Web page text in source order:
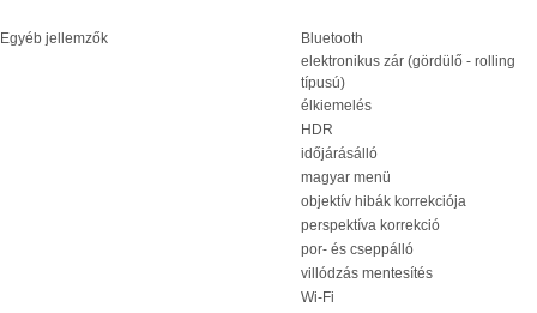
Egyéb jellemzők
Bluetooth
elektronikus zár (gördülő - rolling
típusú)
élkiemelés
HDR
időjárásálló
magyar menü
objektív hibák korrekciója
perspektíva korrekció
por- és cseppálló
villódzás mentesítés
Wi-Fi